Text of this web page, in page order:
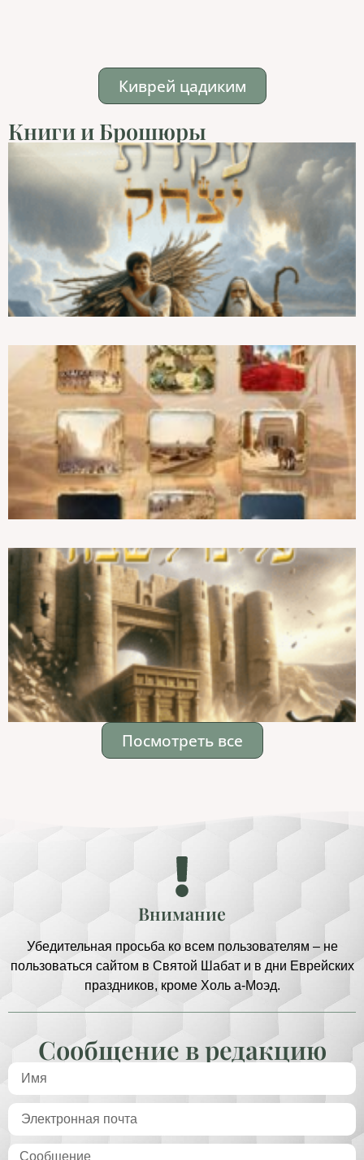
Киврей цадиким
Книги и Брошюры
Посмотреть все
Внимание
Убедительная просьба ко всем пользователям – не
пользоваться сайтом в Святой Шабат и в дни Еврейских
праздников, кроме Холь а-Моэд.
Сообщение в редакцию